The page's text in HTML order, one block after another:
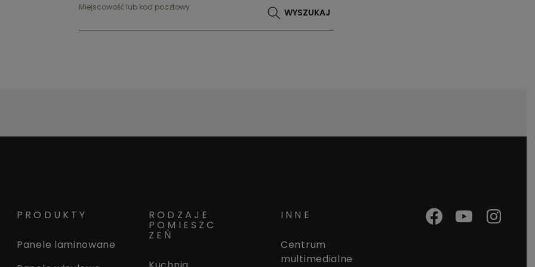
Miejscowość lub kod pocztowy
WYSZUKAJ
PRODUKTY
Panele laminowane
RODZAJE
POMIESZC
ZEŃ
INNE
Centrum
multimedialne